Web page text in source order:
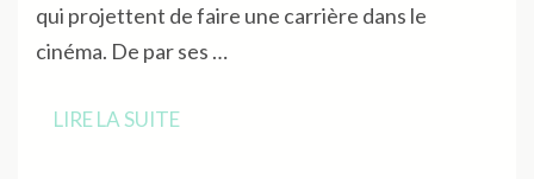
qui projettent de faire une carrière dans le
cinéma. De par ses …
LIRE LA SUITE